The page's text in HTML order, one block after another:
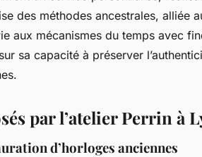
des méthodes ancestrales, alliée
aux mécanismes du temps avec
sa capacité à préserver
par l’atelier Perrin à
d’horloges anciennes